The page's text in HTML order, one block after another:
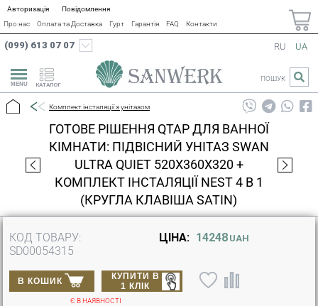
Авторизація
Повідомлення
Про нас
Оплата та Доставка Гурт Гарантія FAQ Контакти
(099) 613 07 07
КАТАЛОГ
RU UA
ПОШУК
Комплект інсталяції з унітазом
ГОТОВЕ РІШЕННЯ QTAP ДЛЯ ВАННОЇ
КІМНАТИ: ПІДВІСНИЙ УНІТАЗ SWAN
ULTRA QUIET 520X360X320 +
КОМПЛЕКТ ІНСТАЛЯЦІЇ NEST 4 В 1
(КРУГЛА КЛАВІША SATIN)
КОД ТОВАРУ:
SD00054315
ЦІНА: 14248 UAH
В КОШИК
КУПИТИ В
1 КЛІК
Є В НАЯВНОСТІ